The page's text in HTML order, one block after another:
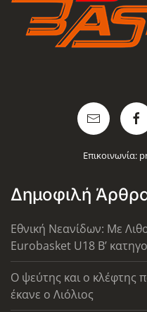
Επικοινωνία:
Δημοφιλή
Εθνική Νεανίδων: Με
Eurobasket U18 Β’
Ο ψεύτης και ο κλέφτης
έκανε ο Λιόλιος